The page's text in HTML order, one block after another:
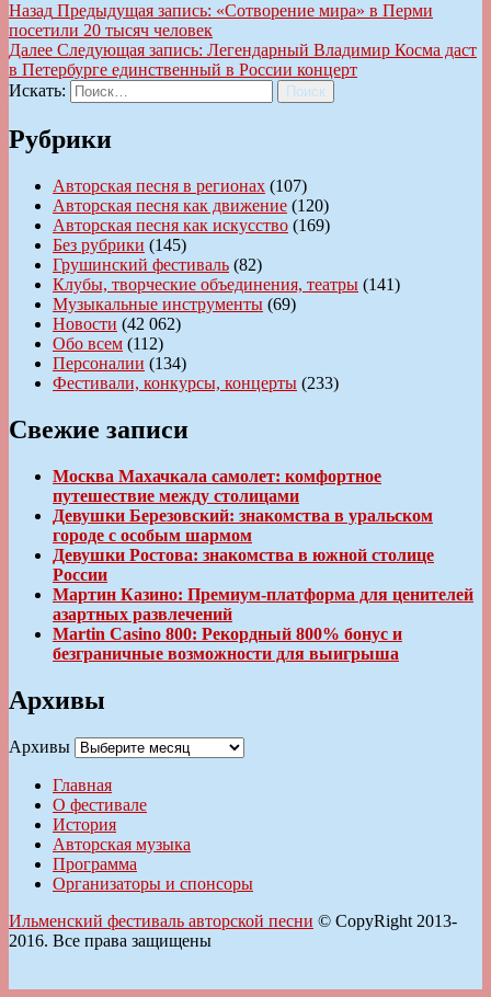
Назад Предыдущая запись: «Сотворение мира» в Перми
посетили 20 тысяч человек
Далее Следующая запись: Легендарный Владимир Косма даст
в Петербурге единственный в России концерт
Искать:
Поиск
Рубрики
Авторская песня в регионах (107)
Авторская песня как движение (120)
Авторская песня как искусство (169)
Без рубрики (145)
Грушинский фестиваль (82)
Клубы, творческие объединения, театры (141)
Музыкальные инструменты (69)
Новости (42 062)
Обо всем (112)
Персоналии (134)
Фестивали, конкурсы, концерты (233)
Свежие записи
Москва Махачкала самолет: комфортное
путешествие между столицами
Девушки Березовский: знакомства в уральском
городе с особым шармом
Девушки Ростова: знакомства в южной столице
России
Мартин Казино: Премиум-платформа для ценителей
азартных развлечений
Martin Casino 800: Рекордный 800% бонус и
безграничные возможности для выигрыша
Архивы
Архивы
Главная
О фестивале
История
Авторская музыка
Программа
Организаторы и спонсоры
Ильменский фестиваль авторской песни © CopyRight 2013-
2016. Все права защищены